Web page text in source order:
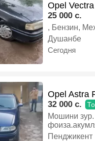
Opel
25 000 c.
, Бензин,
Душанбе
Сегодня
Opel Astra
32 000 c.
Мошини зур.
занед, Газ-
Пенджикент